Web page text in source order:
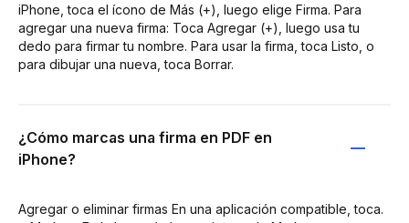
iPhone, toca el ícono de Más (+), luego elige Firma. Para
agregar una nueva firma: Toca Agregar (+), luego usa tu
dedo para firmar tu nombre. Para usar la firma, toca Listo, o
para dibujar una nueva, toca Borrar.
¿Cómo marcas una firma en PDF en
iPhone?
Agregar o eliminar firmas En una aplicación compatible, toca.